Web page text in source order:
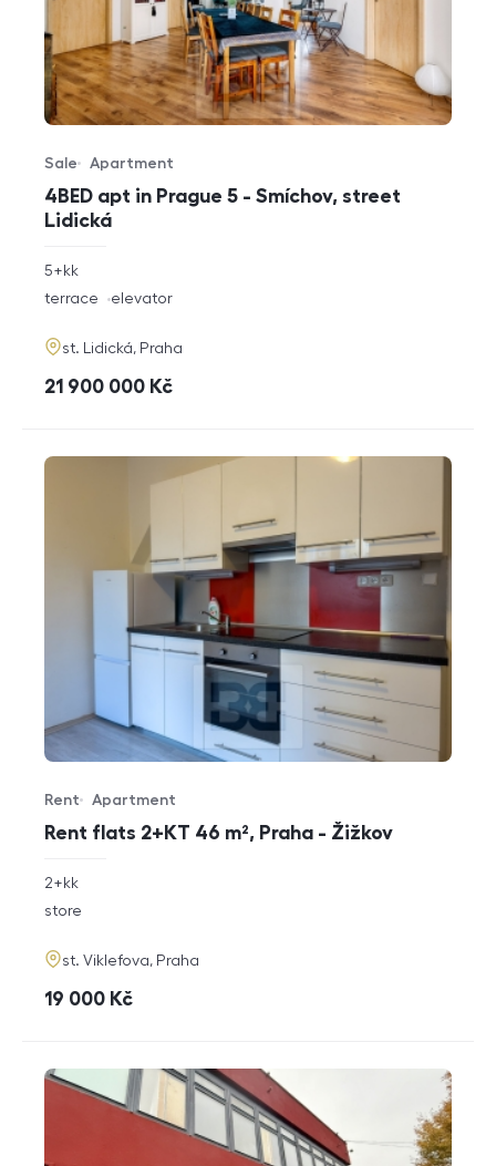
4BED apt in Prague 5 - Smíchov, street
Lidická
Offer type
Sale
Property type
Apartment
rozměry
5+kk
funkce
terrace elevator
adresa
st. Lidická, Praha
cena
21 900 000 Kč
Rent flats 2+KT 46 m², Praha - Žižkov
Offer type
Rent
Property type
Apartment
rozměry
2+kk
funkce
store
adresa
st. Viklefova, Praha
cena
19 000 Kč